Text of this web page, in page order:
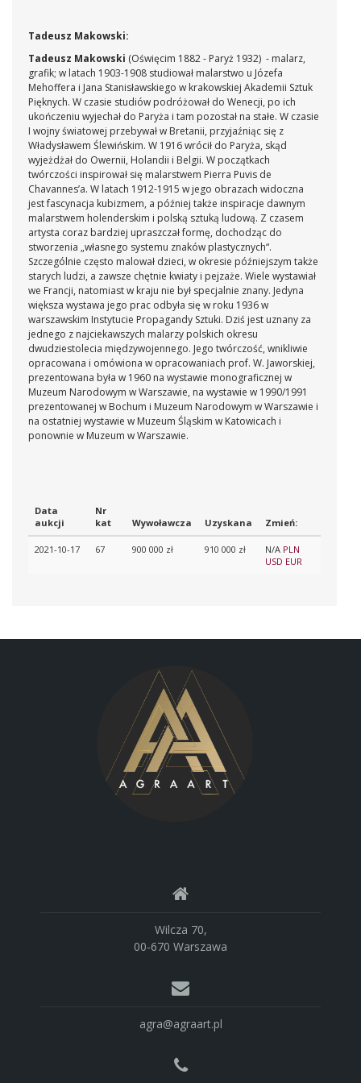
Tadeusz Makowski:
Tadeusz Makowski (Oświęcim 1882 - Paryż 1932) - malarz,
grafik; w latach 1903-1908 studiował malarstwo u Józefa
Mehoffera i Jana Stanisławskiego w krakowskiej Akademii Sztuk
Pięknych. W czasie studiów podróżował do Wenecji, po ich
ukończeniu wyjechał do Paryża i tam pozostał na stałe. W czasie
I wojny światowej przebywał w Bretanii, przyjaźniąc się z
Władysławem Ślewińskim. W 1916 wrócił do Paryża, skąd
wyjeżdżał do Owernii, Holandii i Belgii. W początkach
twórczości inspirował się malarstwem Pierra Puvis de
Chavannes’a. W latach 1912-1915 w jego obrazach widoczna
jest fascynacja kubizmem, a później także inspiracje dawnym
malarstwem holenderskim i polską sztuką ludową. Z czasem
artysta coraz bardziej upraszczał formę, dochodząc do
stworzenia „własnego systemu znaków plastycznych“.
Szczególnie często malował dzieci, w okresie późniejszym także
starych ludzi, a zawsze chętnie kwiaty i pejzaże. Wiele wystawiał
we Francji, natomiast w kraju nie był specjalnie znany. Jedyna
większa wystawa jego prac odbyła się w roku 1936 w
warszawskim Instytucie Propagandy Sztuki. Dziś jest uznany za
jednego z najciekawszych malarzy polskich okresu
dwudziestolecia międzywojennego. Jego twórczość, wnikliwie
opracowana i omówiona w opracowaniach prof. W. Jaworskiej,
prezentowana była w 1960 na wystawie monograficznej w
Muzeum Narodowym w Warszawie, na wystawie w 1990/1991
prezentowanej w Bochum i Muzeum Narodowym w Warszawie i
na ostatniej wystawie w Muzeum Śląskim w Katowicach i
ponownie w Muzeum w Warszawie.
Data
aukcji
Nr
kat
Wywoławcza Uzyskana Zmień:
2021-10-17 67 900 000 zł 910 000 zł N/A PLN
USD EUR
Wilcza 70,
00-670 Warszawa
agra@agraart.pl